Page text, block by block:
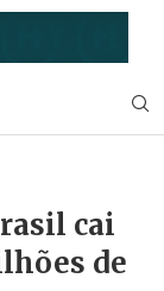
cai
de